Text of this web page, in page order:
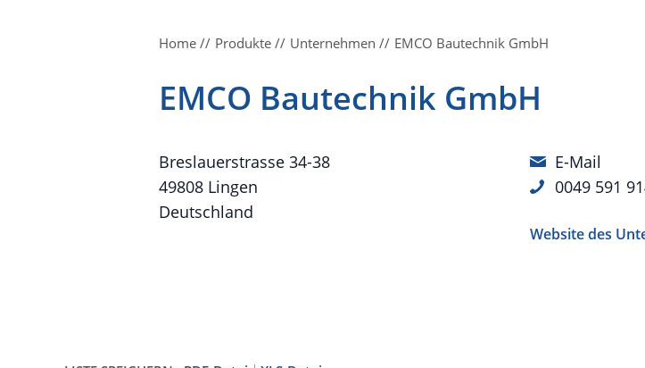
Home Produkte Unternehmen EMCO Bautechnik GmbH
EMCO Bautechnik GmbH
Breslauerstrasse 34-38
49808 Lingen
Deutschland
E-Mail
0049 591
Website des